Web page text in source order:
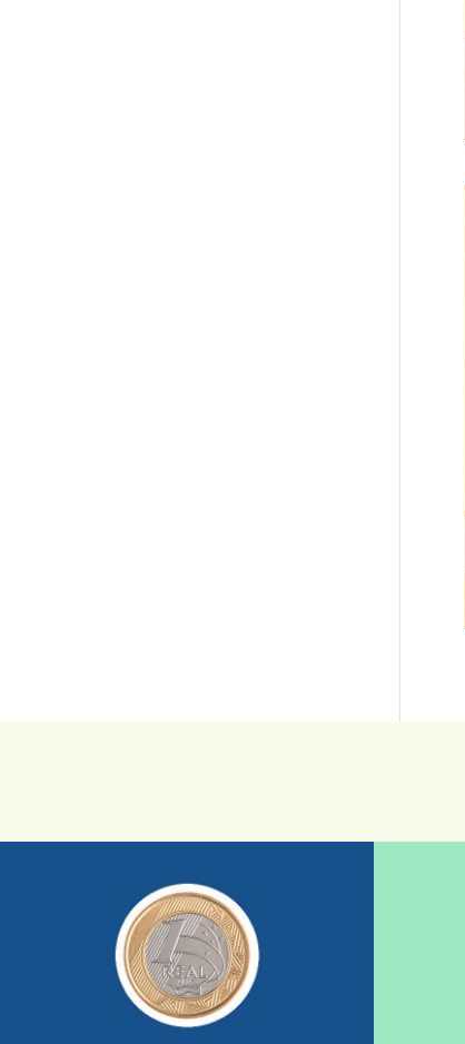
nossos relatórios mensais por e-mail
mostrando tudo o que fizemos com a
sua ajuda somada a de outras pessoas.
saiba mais